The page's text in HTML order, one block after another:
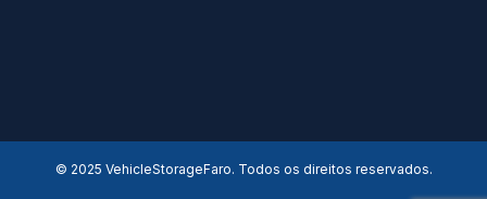
© 2025 VehicleStorageFaro. Todos os direitos reservados.